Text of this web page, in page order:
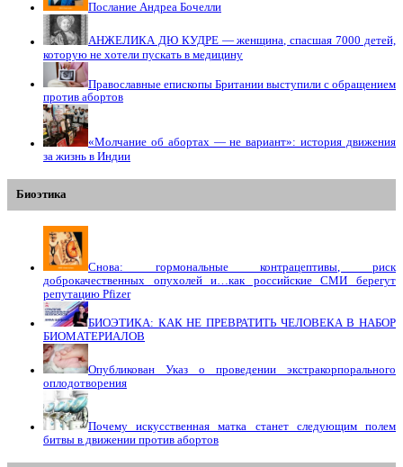
Послание Андреа Бочелли
АНЖЕЛИКА ДЮ КУДРЕ — женщина, спасшая 7000 детей,
которую не хотели пускать в медицину
Православные епископы Британии выступили с обращением
против абортов
«Молчание об абортах — не вариант»: история движения
за жизнь в Индии
Биоэтика
Снова: гормональные контрацептивы, риск
доброкачественных опухолей и…как российские СМИ берегут
репутацию Pfizer
БИОЭТИКА: КАК НЕ ПРЕВРАТИТЬ ЧЕЛОВЕКА В НАБОР
БИОМАТЕРИАЛОВ
Опубликован Указ о проведении экстракорпорального
оплодотворения
Почему искусственная матка станет следующим полем
битвы в движении против абортов